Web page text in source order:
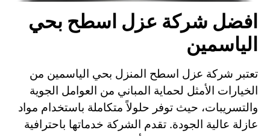
افضل شركة عزل اسطح بحي
الياسمين
تعتبر شركة عزل اسطح المنزل بحي الياسمين من
الخيارات الأمثل لحماية المباني من العوامل الجوية
والتسريبات، حيث توفر حلولاً متكاملة باستخدام مواد
عازلة عالية الجودة. تقدم الشركة خدماتها باحترافية